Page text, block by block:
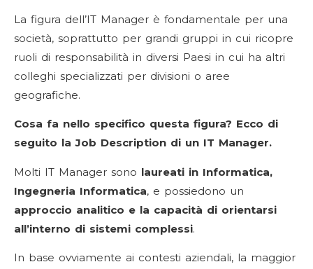
La figura dell’IT Manager è fondamentale per una
società, soprattutto per grandi gruppi in cui ricopre
ruoli di responsabilità in diversi Paesi in cui ha altri
colleghi specializzati per divisioni o aree
geografiche.
Cosa fa nello specifico questa figura? Ecco di
seguito la Job Description di un IT Manager.
Molti IT Manager sono laureati in Informatica,
Ingegneria Informatica, e possiedono un
approccio analitico e la capacità di orientarsi
all’interno di sistemi complessi.
In base ovviamente ai contesti aziendali, la maggior